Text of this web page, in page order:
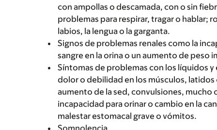
con ampollas o descamada, con o sin
problemas para respirar, tragar o hablar;
labios, la lengua o la garganta.
Signos de problemas renales como la
sangre en la orina o un aumento de peso
Síntomas de problemas con los líquidos
dolor o debilidad en los músculos,
aumento de la sed, convulsiones,
incapacidad para orinar o cambio en la
malestar estomacal grave o vómitos.
Somnolencia.